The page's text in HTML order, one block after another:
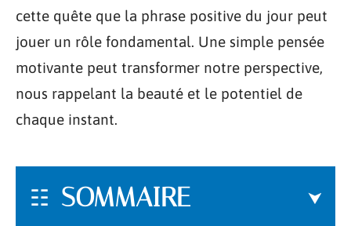
cette quête que la phrase positive du jour peut
jouer un rôle fondamental. Une simple pensée
motivante peut transformer notre perspective,
nous rappelant la beauté et le potentiel de
chaque instant.
SOMMAIRE